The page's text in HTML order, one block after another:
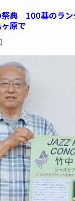
祭典 100基のラ
原で